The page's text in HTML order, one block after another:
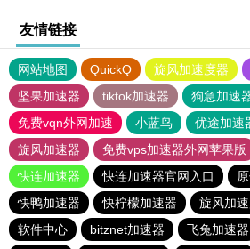
友情链接
网站地图 QuickQ 旋风加速度器
坚果加速器
tiktok加速器
狗急加速
免费vqn外网加速
小蓝鸟 优途加速
旋风加速器
免费vps加速器外网苹果版
快连加速器
快连加速器官网入口
快鸭加速器
快柠檬加速器 旋风加
软件中心
bitznet加速器 飞兔加速器